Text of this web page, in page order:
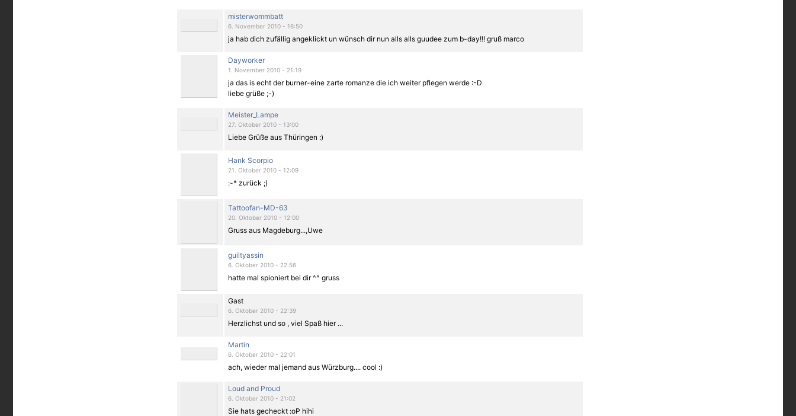
misterwommbatt
6. November 2010 - 16:50
ja hab dich zufällig angeklickt un wünsch dir nun alls alls guudee zum b-day!!! gruß marco
Dayworker
1. November 2010 - 21:19
ja das is echt der burner-eine zarte romanze die ich weiter pflegen werde :-D
liebe grüße ;-)
Meister_Lampe
27. Oktober 2010 - 13:00
Liebe Grüße aus Thüringen :)
Hank Scorpio
21. Oktober 2010 - 12:09
:-* zurück ;)
Tattoofan-MD-63
20. Oktober 2010 - 12:00
Gruss aus Magdeburg...,Uwe
guiltyassin
6. Oktober 2010 - 22:56
hatte mal spioniert bei dir ^^ gruss
Gast
6. Oktober 2010 - 22:39
Herzlichst und so , viel Spaß hier ...
Martin
6. Oktober 2010 - 22:01
ach, wieder mal jemand aus Würzburg.... cool :)
Loud and Proud
6. Oktober 2010 - 21:02
Sie hats gecheckt :oP hihi